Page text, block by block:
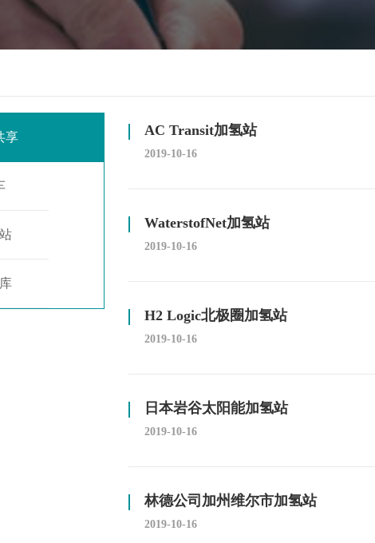
享 AC Transit加氢站
2019-10-16
WaterstofNet加氢站
2019-10-16
H2 Logic北极圈加氢站
2019-10-16
日本岩谷太阳能加氢站
2019-10-16
林德公司加州维尔市加氢站
2019-10-16